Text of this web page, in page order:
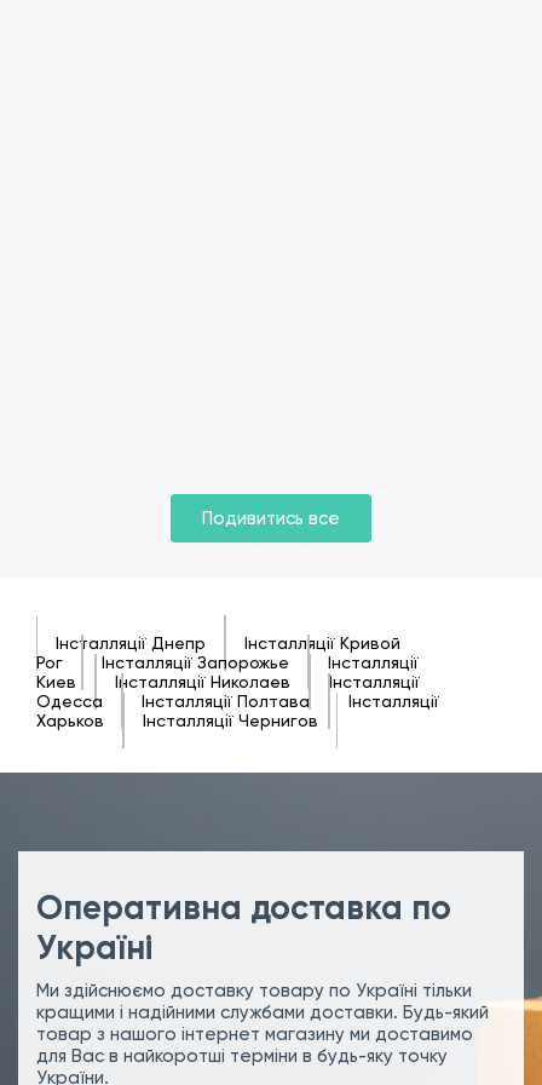
Подивитись все
Інсталляції Днепр
Інсталляції Кривой
Рог
Інсталляції Запорожье
Інсталляції
Киев
Інсталляції Николаев
Інсталляції
Одесса
Інсталляції Полтава
Інсталляції
Харьков
Інсталляції Чернигов
Оперативна доставка по
Україні
Ми здійснюємо доставку товару по Україні тільки
кращими і надійними службами доставки. Будь-який
товар з нашого інтернет магазину ми доставимо
для Вас в найкоротші терміни в будь-яку точку
України.